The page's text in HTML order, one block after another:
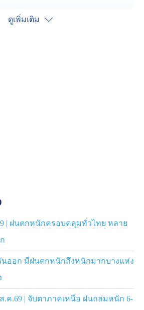
ทะเลอันดามันตอนบนมีกำลังปาน
ฝนตก คลื่นสูงกว่า 2 เมตร
ของพื้นที่ ตกได้ที่ ชุมพร
รรมราช พัทลุง และสงขลา ตกหนักที่
ะเลทั้ง 2 ฝั่ง บริเวณที่มีฝนตก คลื่นสูง
ดูเพิ่มเติม
| ฝนตกหนักครอบคลุมทั่วไทย หลาย
นออก มีฝนตกหนักถึงหนักมากบางแห่ง
.ค.69 | จับตาภาคเหนือ ฝนถล่มหนัก 6-